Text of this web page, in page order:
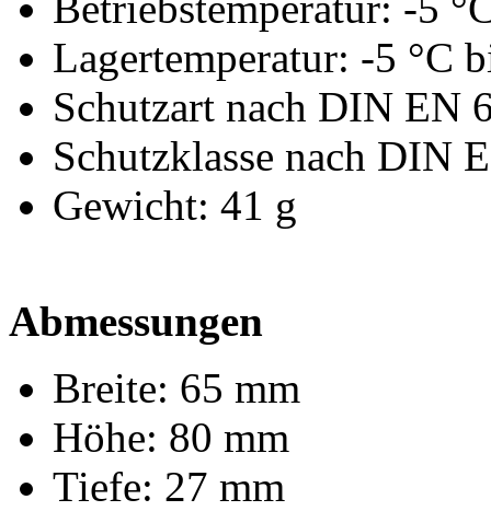
Lagertemperatur: -5 °C
Schutzart nach DIN EN
Schutzklasse nach DIN
Gewicht: 41 g
Abmessungen
Breite: 65 mm
Höhe: 80 mm
Tiefe: 27 mm